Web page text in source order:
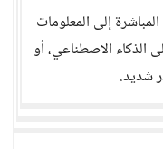
إلى المعلومات
الذكاء الاصطناعي، أو
شديد.